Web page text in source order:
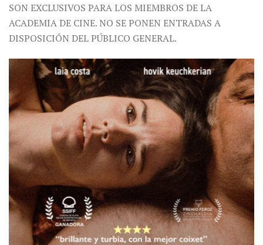
SON EXCLUSIVOS PARA LOS MIEMBROS DE LA
ACADEMIA DE CINE. NO SE PONEN ENTRADAS A
DISPOSICIÓN DEL PÚBLICO GENERAL.